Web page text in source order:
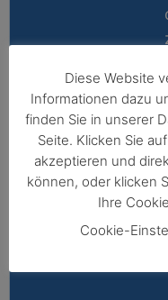
Diese Website
Informationen dazu
finden Sie in unserer
Seite. Klicken Sie
akzeptieren und
können, oder klicken
Ihre
Cookie-